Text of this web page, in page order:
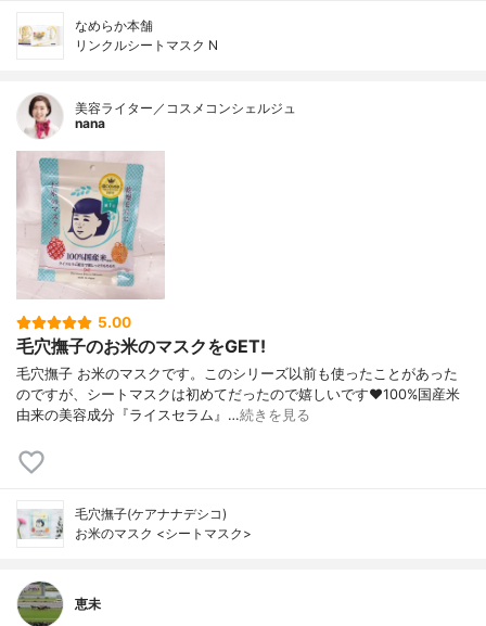
なめらか本舗
リンクルシートマスク N
美容ライター／コスメコンシェルジュ
nana
5.00
毛穴撫子のお米のマスクをGET!
毛穴撫子 お米のマスクです。このシリーズ以前も使ったことがあった
のですが、シートマスクは初めてだったので嬉しいです❤100%国産米
由来の美容成分『ライスセラム』…続きを見る
毛穴撫子(ケアナナデシコ)
お米のマスク <シートマスク>
恵未